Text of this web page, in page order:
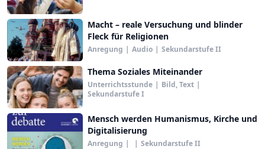
Macht – reale Versuchung und blinder
Fleck für Religionen
Anregung | Audio | Sekundarstufe II
Thema Soziales Miteinander
Unterrichtsstunde | Bild, Text |
Sekundarstufe I
Mensch werden Humanismus, Kirche und
Digitalisierung
Anregung | | Sekundarstufe II